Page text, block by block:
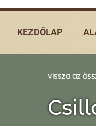
KEZDŐLAP
vissza az